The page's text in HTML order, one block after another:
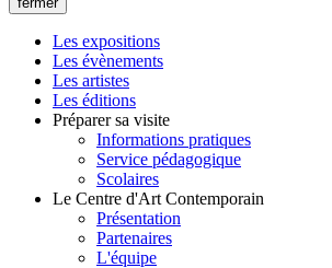
Navigation
principale
Les expositions
Les évènements
Les artistes
Les éditions
Préparer sa visite
Informations pratiques
Service pédagogique
Scolaires
Le Centre d'Art Contemporain
Présentation
Partenaires
L'équipe